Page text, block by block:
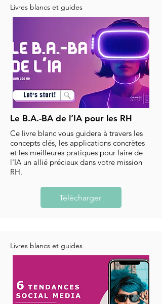
Livres blancs et guides
Le B.A.-BA de l’IA pour les RH
Ce livre blanc vous guidera à travers les
concepts clés, les applications concrètes
et les meilleures pratiques pour faire de
l'IA un allié précieux dans votre mission
RH.
Télécharger
Livres blancs et guides